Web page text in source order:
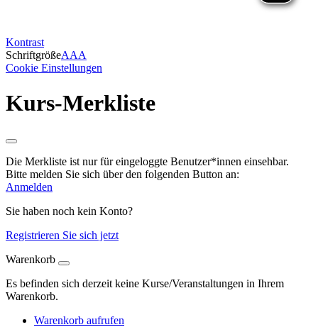
Kontrast
SchriftgrößeAAA
Cookie Einstellungen
Kurs-Merkliste
Die Merkliste ist nur für eingeloggte Benutzer*innen einsehbar.
Bitte melden Sie sich über den folgenden Button an:
Anmelden
Sie haben noch kein Konto?
Registrieren Sie sich jetzt
Warenkorb
Es befinden sich derzeit keine Kurse/Veranstaltungen in Ihrem
Warenkorb.
Warenkorb aufrufen